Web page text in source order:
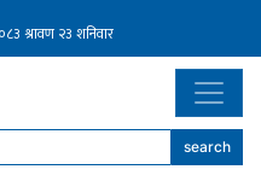
search